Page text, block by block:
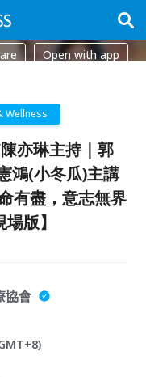
Open with app
Wellness
亦琳主持｜郭
鴻(小冬瓜)主講
有盡，意志無界
版】
協會